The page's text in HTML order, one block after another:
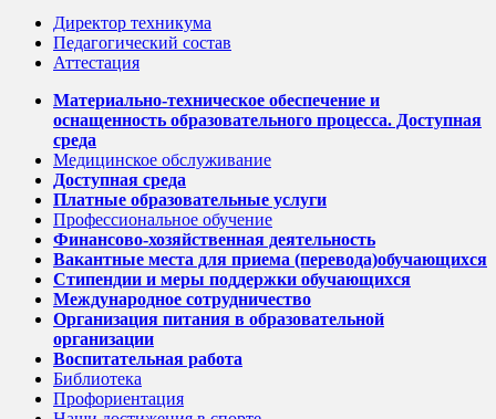
Директор техникума
Педагогический состав
Аттестация
Материально-техническое обеспечение и
оснащенность образовательного процесса. Доступная
среда
Медицинское обслуживание
Доступная среда
Платные образовательные услуги
Профессиональное обучение
Финансово-хозяйственная деятельность
Вакантные места для приема (перевода)обучающихся
Стипендии и меры поддержки обучающихся
Международное сотрудничество
Организация питания в образовательной
организации
Воспитательная работа
Библиотека
Профориентация